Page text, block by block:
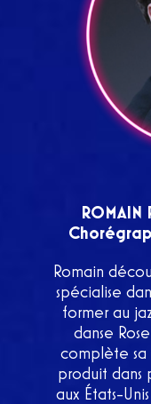
ROMAIN
Romain
spécialise
former au
danse
complète sa
produit dans
aux États-